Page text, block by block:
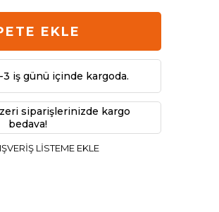
EKLE
3 iş günü içinde kargoda.
siparişlerinizde kargo
bedava!
LISTEME EKLE